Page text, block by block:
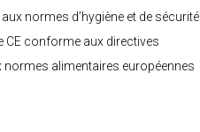
normes d’hygiène et de sécurité
CE conforme aux directives
alimentaires européennes